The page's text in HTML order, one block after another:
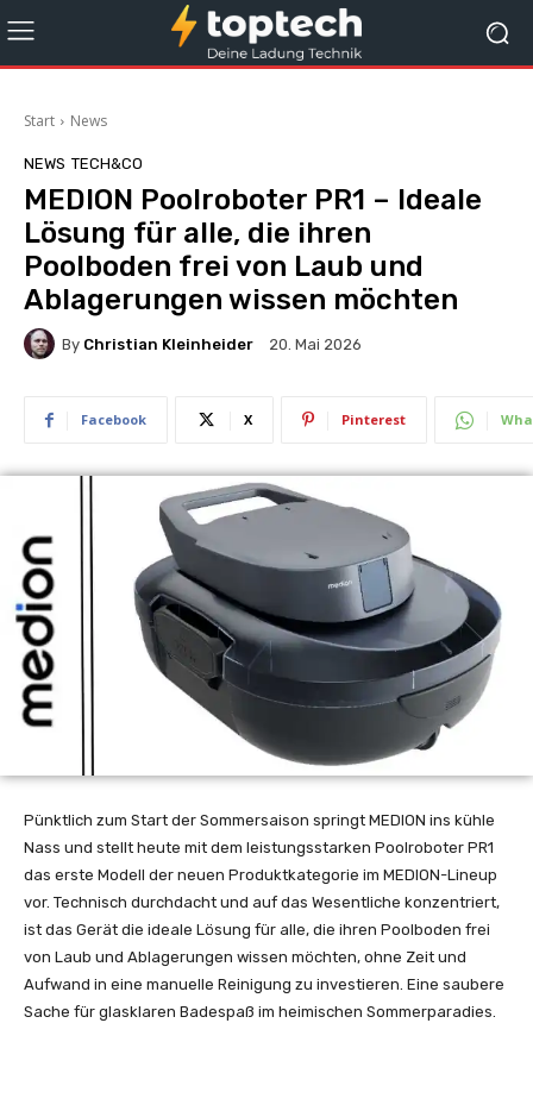
Start News
NEWS TECH&CO
MEDION Poolroboter PR1 – Ideale
Lösung für alle, die ihren
Poolboden frei von Laub und
Ablagerungen wissen möchten
By Christian Kleinheider 20. Mai 2026
Facebook X Pinterest
Pünktlich zum Start der Sommersaison springt MEDION ins kühle
Nass und stellt heute mit dem leistungsstarken Poolroboter PR1
das erste Modell der neuen Produktkategorie im MEDION-Lineup
vor. Technisch durchdacht und auf das Wesentliche konzentriert,
ist das Gerät die ideale Lösung für alle, die ihren Poolboden frei
von Laub und Ablagerungen wissen möchten, ohne Zeit und
Aufwand in eine manuelle Reinigung zu investieren. Eine saubere
Sache für glasklaren Badespaß im heimischen Sommerparadies.